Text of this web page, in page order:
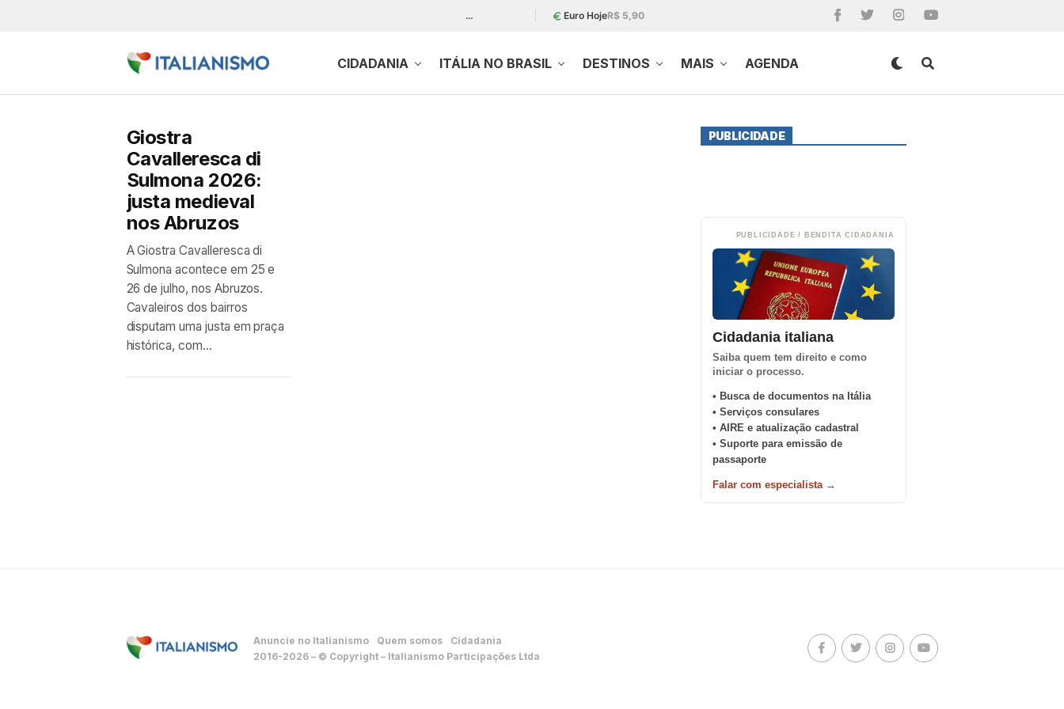
… Euro HojeR$ 5,90
CIDADANIA ITÁLIA NO BRASIL DESTINOS MAIS AGENDA
Giostra
Cavalleresca di
Sulmona 2026:
justa medieval
nos Abruzos
A Giostra Cavalleresca di
Sulmona acontece em 25 e
26 de julho, nos Abruzos.
Cavaleiros dos bairros
disputam uma justa em praça
histórica, com...
PUBLICIDADE
PUBLICIDADE / BENDITA CIDADANIA
Cidadania italiana
Saiba quem tem direito e como
iniciar o processo.
• Busca de documentos na Itália
• Serviços consulares
• AIRE e atualização cadastral
• Suporte para emissão de
passaporte
Falar com especialista →
Anuncie no Italianismo Quem somos
Cidadania
2016-2026 – © Copyright – Italianismo Participações Ltda